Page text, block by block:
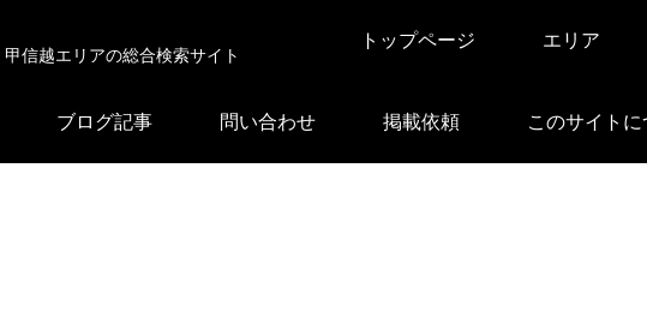
信越エリアの総合検索サイト
トップページ エリア
ブログ記事 問い合わせ 掲載依頼 このサイトに